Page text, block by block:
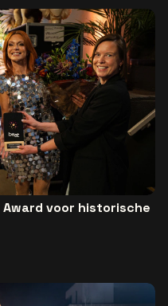
voor historische